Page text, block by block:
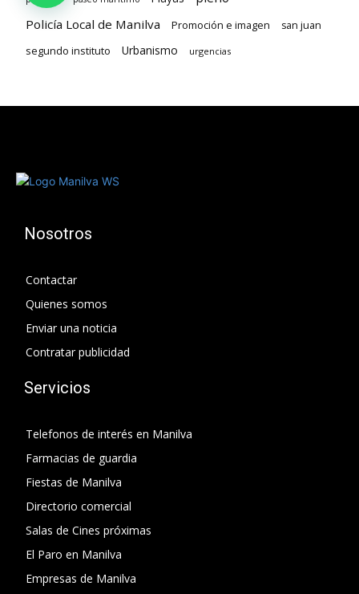
Policía Local de Manilva Promoción e imagen san juan
segundo instituto Urbanismo urgencias
Nosotros
Contactar
Quienes somos
Enviar una noticia
Contratar publicidad
Servicios
Telefonos de interés en Manilva
Farmacias de guardia
Fiestas de Manilva
Directorio comercial
Salas de Cines próximas
El Paro en Manilva
Empresas de Manilva